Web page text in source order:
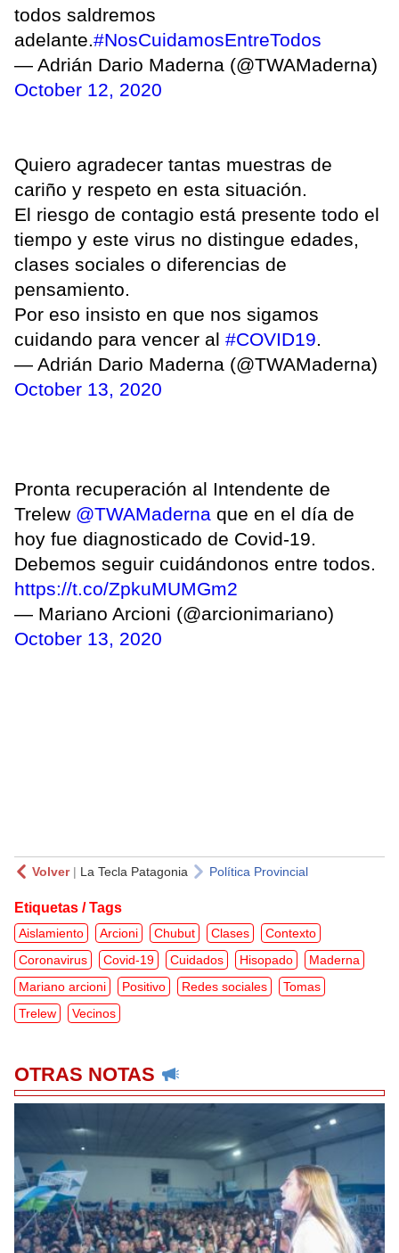
todos saldremos
adelante.#NosCuidamosEntreTodos
— Adrián Dario Maderna (@TWAMaderna)
October 12, 2020
Quiero agradecer tantas muestras de
cariño y respeto en esta situación.
El riesgo de contagio está presente todo el
tiempo y este virus no distingue edades,
clases sociales o diferencias de
pensamiento.
Por eso insisto en que nos sigamos
cuidando para vencer al #COVID19.
— Adrián Dario Maderna (@TWAMaderna)
October 13, 2020
Pronta recuperación al Intendente de
Trelew @TWAMaderna que en el día de
hoy fue diagnosticado de Covid-19.
Debemos seguir cuidándonos entre todos.
https://t.co/ZpkuMUMGm2
— Mariano Arcioni (@arcionimariano)
October 13, 2020
Volver| La Tecla Patagonia Política Provincial
Etiquetas / Tags
Aislamiento Arcioni Chubut Clases
Contexto
Coronavirus
Covid-19 Cuidados Hisopado
Maderna
Mariano arcioni
Positivo Redes sociales
Tomas
Trelew
Vecinos
OTRAS NOTAS